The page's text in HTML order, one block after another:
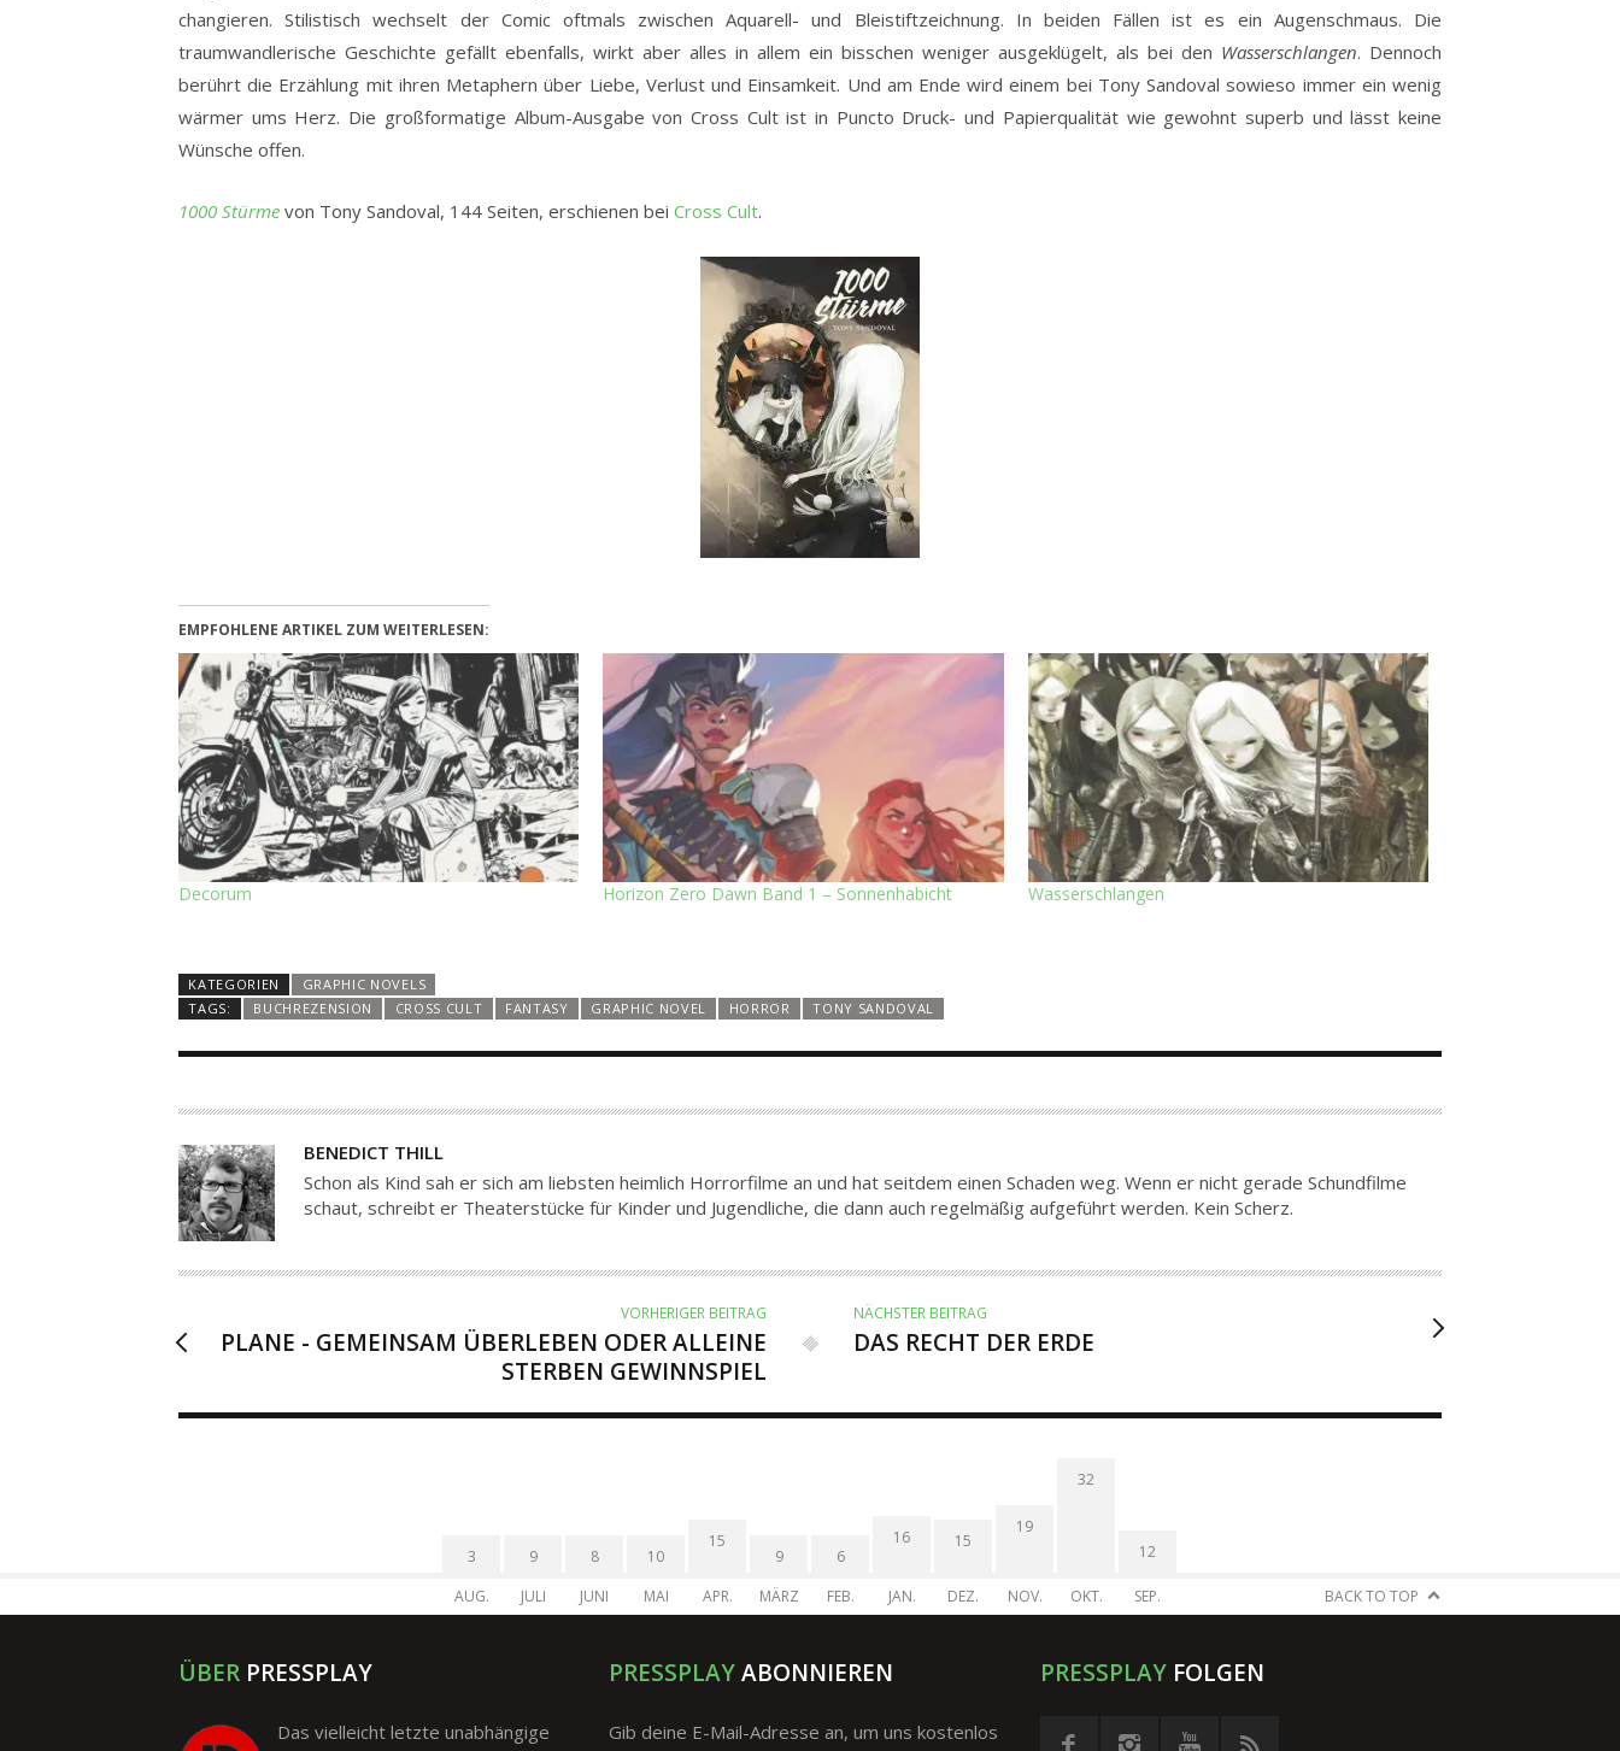
changieren. Stilistisch wechselt der Comic oftmals zwischen Aquarell- und Bleistiftzeichnung. In beiden Fällen ist es ein Augenschmaus. Die
traumwandlerische Geschichte gefällt ebenfalls, wirkt aber alles in allem ein bisschen weniger ausgeklügelt, als bei den Wasserschlangen. Dennoch
berührt die Erzählung mit ihren Metaphern über Liebe, Verlust und Einsamkeit. Und am Ende wird einem bei Tony Sandoval sowieso immer ein wenig
wärmer ums Herz. Die großformatige Album-Ausgabe von Cross Cult ist in Puncto Druck- und Papierqualität wie gewohnt superb und lässt keine
Wünsche offen.
1000 Stürme von Tony Sandoval, 144 Seiten, erschienen bei Cross Cult.
EMPFOHLENE ARTIKEL ZUM WEITERLESEN:
Decorum Horizon Zero Dawn Band 1 – Sonnenhabicht Wasserschlangen
KATEGORIEN
GRAPHIC NOVELS
TAGS:
BUCHREZENSION CROSS CULT FANTASY GRAPHIC NOVEL HORROR TONY SANDOVAL
A
U
T
R
BENEDICT THILL
Schon als Kind sah er sich am liebsten heimlich Horrorfilme an und hat seitdem einen Schaden weg. Wenn er nicht gerade Schundfilme
schaut, schreibt er Theaterstücke für Kinder und Jugendliche, die dann auch regelmäßig aufgeführt werden. Kein Scherz.
VORHERIGER BEITRAG
PLANE - GEMEINSAM ÜBERLEBEN ODER ALLEINE
STERBEN GEWINNSPIEL
NÄCHSTER BEITRAG
DAS RECHT DER ERDE
3
AUG.
9
JULI
8
JUNI
10
MAI
15
APR.
9
MÄRZ
6
FEB.
16
JAN.
15
DEZ.
19
NOV.
32
OKT.
12
SEP. BACK TO TOP
ÜBER PRESSPLAY
Das vielleicht letzte unabhängige
PRESSPLAYABONNIEREN
Gib deine E-Mail-Adresse an, um uns kostenlos
PRESSPLAYFOLGEN